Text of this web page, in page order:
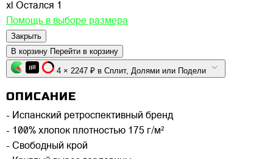
xl Остался 1
Помощь в выборе размера
Закрыть
В корзину Перейти в корзину
4 × 2247 ₽ в Сплит, Долями или Подели
ОПИСАНИЕ
- Испанский ретроспективный бренд
- 100% хлопок плотностью 175 г/м²
- Свободный крой